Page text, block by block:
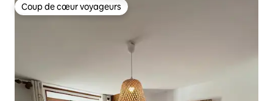
Coup de cœur voyageurs
Coup de cœur voyageurs